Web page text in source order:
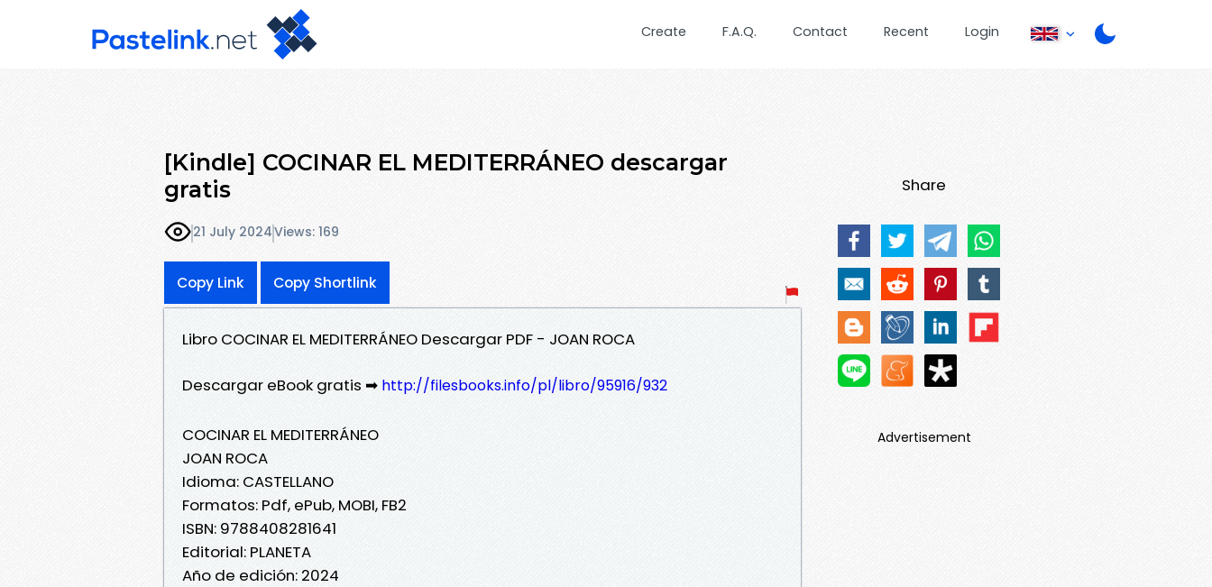
Create F.A.Q. Contact Recent Login
[Kindle] COCINAR EL MEDITERRÁNEO descargar
gratis
21 July 2024Views: 169
Copy Link Copy Shortlink
Libro COCINAR EL MEDITERRÁNEO Descargar PDF - JOAN ROCA
Descargar eBook gratis ➡ http://filesbooks.info/pl/libro/95916/932
COCINAR EL MEDITERRÁNEO
JOAN ROCA
Idioma: CASTELLANO
Formatos: Pdf, ePub, MOBI, FB2
ISBN: 9788408281641
Editorial: PLANETA
Año de edición: 2024
Share
Advertisement